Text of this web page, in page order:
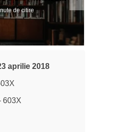
de citire
aprilie 2018
603X